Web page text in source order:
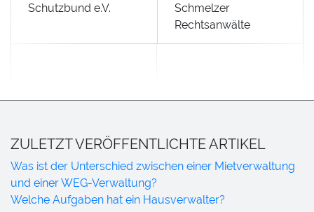
ZULETZT VERÖFFENTLICHTE ARTIKEL
Was ist der Unterschied zwischen einer Mietverwaltung
und einer WEG-Verwaltung?
Welche Aufgaben hat ein Hausverwalter?